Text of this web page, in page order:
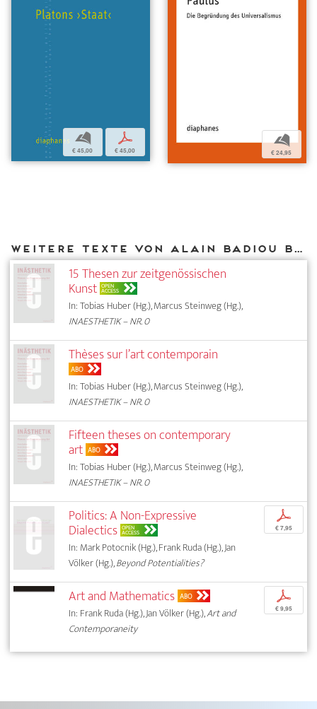
b
€ 45,00
p
€ 45,00
b
€ 24,95
Weitere Texte von Alain Badiou bei DIAPHANES
15 Thesen zur zeitgenössischen
Kunst OPEN
ACCESS
In: Tobias Huber (Hg.), Marcus Steinweg (Hg.),
INAESTHETIK – NR. 0
Thèses sur l’art contemporain
ABO
In: Tobias Huber (Hg.), Marcus Steinweg (Hg.),
INAESTHETIK – NR. 0
Fifteen theses on contemporary
art ABO
In: Tobias Huber (Hg.), Marcus Steinweg (Hg.),
INAESTHETIK – NR. 0
Politics: A Non-Expressive
Dialectics OPEN
ACCESS
In: Mark Potocnik (Hg.), Frank Ruda (Hg.), Jan
Völker (Hg.),Beyond Potentialities?
p
€ 7,95
Art and Mathematics ABO
In: Frank Ruda (Hg.), Jan Völker (Hg.),Art and
Contemporaneity
p
€ 9,95